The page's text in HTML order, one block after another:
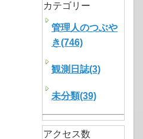
カテゴリー
管理人のつぶや
き(746)
観測日誌(3)
未分類(39)
アクセス数